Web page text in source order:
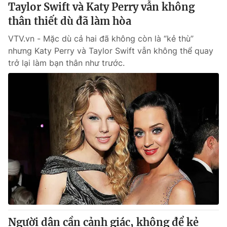
Taylor Swift và Katy Perry vẫn không
thân thiết dù đã làm hòa
VTV.vn - Mặc dù cả hai đã không còn là “kẻ thù”
nhưng Katy Perry và Taylor Swift vẫn không thể quay
trở lại làm bạn thân như trước.
Người dân cần cảnh giác, không để kẻ